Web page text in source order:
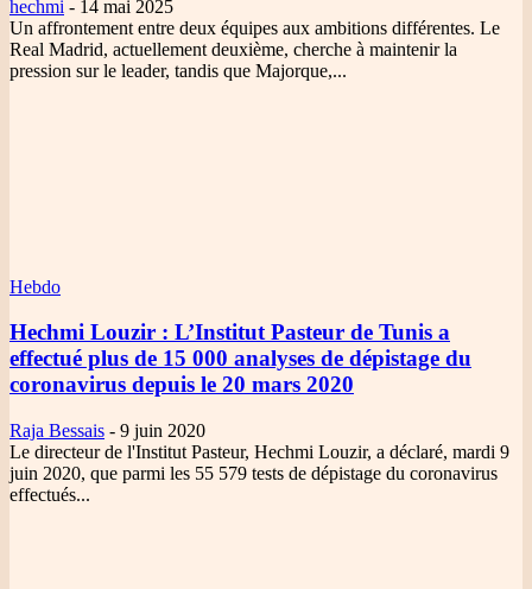
hechmi - 14 mai 2025
Un affrontement entre deux équipes aux ambitions différentes. Le
Real Madrid, actuellement deuxième, cherche à maintenir la
pression sur le leader, tandis que Majorque,...
Hebdo
Hechmi Louzir : L’Institut Pasteur de Tunis a
effectué plus de 15 000 analyses de dépistage du
coronavirus depuis le 20 mars 2020
Raja Bessais - 9 juin 2020
Le directeur de l'Institut Pasteur, Hechmi Louzir, a déclaré, mardi 9
juin 2020, que parmi les 55 579 tests de dépistage du coronavirus
effectués...